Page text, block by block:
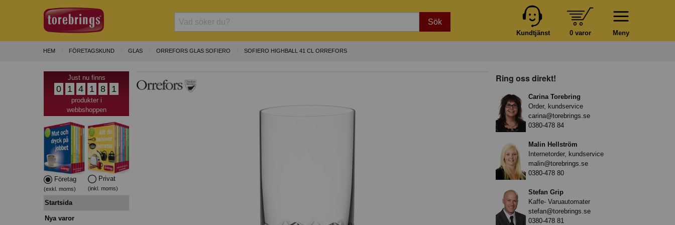
Sök
Meny
0 varor
Kundtjänst
HEM FÖRETAGSKUND GLAS ORREFORS GLAS SOFIERO SOFIERO HIGHBALL 41 CL ORREFORS
Just nu finns
0 1 4 1 8 1
produkter i
webbshoppen
Företag
(exkl. moms)
Privat
(inkl. moms)
Startsida
Nya varor
Ring oss direkt!
Carina Torebring
Order, kundservice
carina@torebrings.se
0380-478 84
Malin Hellström
Internetorder, kundservice
malin@torebrings.se
0380-478 80
Stefan Grip
Kaffe- Varuautomater
stefan@torebrings.se
0380-478 81